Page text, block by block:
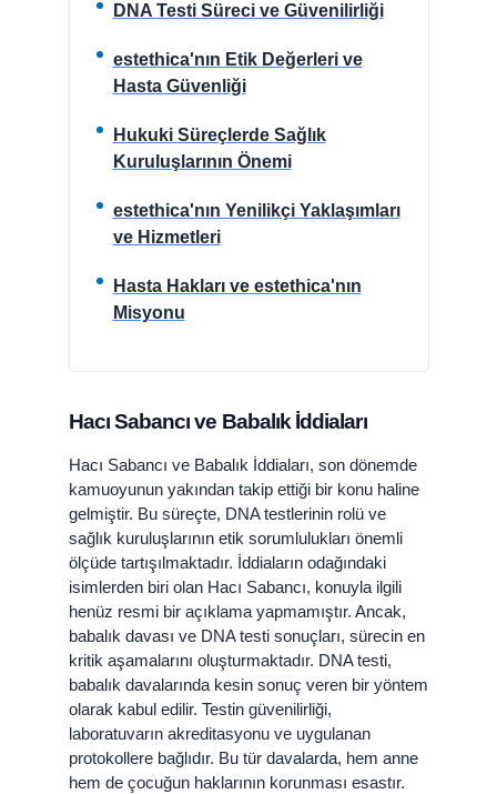
Penis Eğriliği Düzeltme
Kol Germe Ameliyatı
Zayıflama
Detoks İle Zayıflama
Zayıflama ve Diyet Programları
Sağlık Turizmi Süreci
Medikal Kadro
Vitalica Wellness
Sevdiğiniz Şeylerden Vazgeçmeden Diyet Yapın
Sağlıklı ve Gür Saçlar İçin Beslenme Önerileri
Düzenli Cilt Bakımı
İshale Ne İyi Gelir? İshalin Nedenleri, İshale Ne İyi Gelir?
Boğaz Ağrısına Ne İyi Gelir?
Devamı
Dr. estethica
İletişim
DNA Testi Süreci ve Güvenilirliği
estethica'nın Etik Değerleri ve
Hasta Güvenliği
Hukuki Süreçlerde Sağlık
Kuruluşlarının Önemi
estethica'nın Yenilikçi Yaklaşımları
ve Hizmetleri
Hasta Hakları ve estethica'nın
Misyonu
Hacı Sabancı ve Babalık İddiaları
Hacı Sabancı ve Babalık İddiaları, son dönemde
kamuoyunun yakından takip ettiği bir konu haline
gelmiştir. Bu süreçte, DNA testlerinin rolü ve
sağlık kuruluşlarının etik sorumlulukları önemli
ölçüde tartışılmaktadır. İddiaların odağındaki
isimlerden biri olan Hacı Sabancı, konuyla ilgili
henüz resmi bir açıklama yapmamıştır. Ancak,
babalık davası ve DNA testi sonuçları, sürecin en
kritik aşamalarını oluşturmaktadır. DNA testi,
babalık davalarında kesin sonuç veren bir yöntem
olarak kabul edilir. Testin güvenilirliği,
laboratuvarın akreditasyonu ve uygulanan
protokollere bağlıdır. Bu tür davalarda, hem anne
hem de çocuğun haklarının korunması esastır.